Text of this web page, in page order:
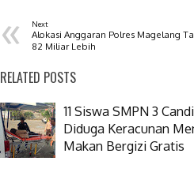
« Next
Alokasi Anggaran Polres Magelang
82 Miliar Lebih
RELATED POSTS
11 Siswa SMPN 3
Diduga Keracunan
Makan Bergizi Gratis